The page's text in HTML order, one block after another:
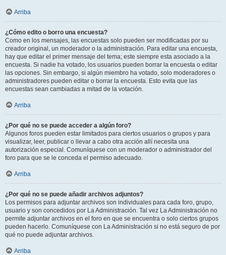
Arriba
¿Cómo edito o borro una encuesta?
Como en los mensajes, las encuestas solo pueden ser modificadas por su
creador original, un moderador o la administración. Para editar una encuesta,
hay que editar el primer mensaje del tema; este siempre esta asociado a la
encuesta. Si nadie ha votado, los usuarios pueden borrar la encuesta o editar
las opciones. Sin embargo, si algún miembro ha votado, solo moderadores o
administradores pueden editar o borrar la encuesta. Esto evita que las
encuestas sean cambiadas a mitad de la votación.
Arriba
¿Por qué no se puede acceder a algún foro?
Algunos foros pueden estar limitados para ciertos usuarios o grupos y para
visualizar, leer, publicar o llevar a cabo otra acción allí necesita una
autorización especial. Comuníquese con un moderador o administrador del
foro para que se le conceda el permiso adecuado.
Arriba
¿Por qué no se puede añadir archivos adjuntos?
Los permisos para adjuntar archivos son individuales para cada foro, grupo,
usuario y son concedidos por La Administración. Tal vez La Administración no
permite adjuntar archivos en el foro en que se encuentra o solo ciertos grupos
pueden hacerlo. Comuníquese con La Administración si no está seguro de por
qué no puede adjuntar archivos.
Arriba